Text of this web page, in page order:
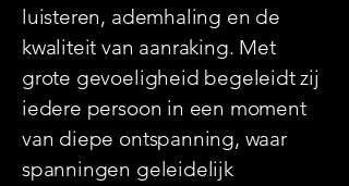
luisteren, ademhaling en de
kwaliteit van aanraking. Met
grote gevoeligheid begeleidt zij
iedere persoon in een moment
van diepe ontspanning, waar
spanningen geleidelijk